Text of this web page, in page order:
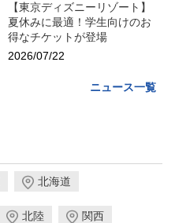
【東京ディズニーリゾート】
夏休みに最適！学生向けのお
得なチケットが登場
2026/07/22
ニュース一覧
北海道
北陸 関西